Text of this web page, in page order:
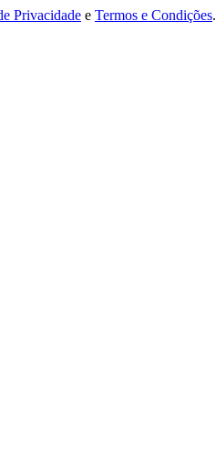
Privacidade e Termos e Condições.